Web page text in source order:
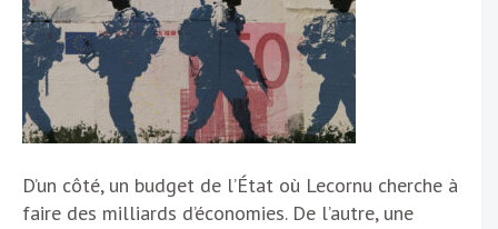
D’un côté, un budget de l’État où Lecornu cherche à
faire des milliards d’économies. De l’autre, une